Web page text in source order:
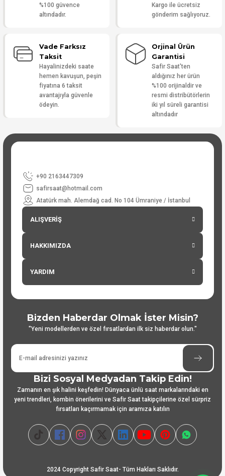
%100 güvence
altındadır.
Kargo ile ücretsiz
gönderim sağlıyoruz.
Vade Farksız
Taksit
Hayalinizdeki saate
hemen kavuşun, peşin
fiyatına 6 taksit
avantajıyla güvenle
ödeyin.
Orjinal Ürün
Garantisi
Safir Saat'ten
aldığınız her ürün
%100 orijinaldir ve
resmi distribütörlerin
iki yıl süreli garantisi
altındadır
+90 2163447309
safirsaat@hotmail.com
Atatürk mah. Alemdağ cad. No 104 Ümraniye / İstanbul
ALIŞVERİŞ
HAKKIMIZDA
YARDIM
Bizden Haberdar Olmak İster Misin?
"Yeni modellerden ve özel fırsatlardan ilk siz haberdar olun."
Bizi Sosyal Medyadan Takip Edin!
Zamanın en şık halini keşfedin! Dünyaca ünlü saat markalarındaki en
yeni trendleri, kombin önerilerini ve Safir Saat takipçilerine özel sürpriz
fırsatları kaçırmamak için aramıza katılın
2024 Copyright Safir Saat- Tüm Hakları Saklıdır.